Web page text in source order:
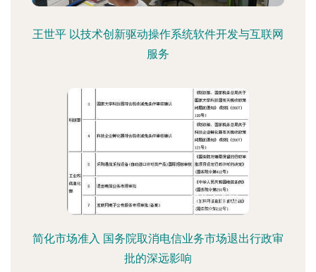
王世平 以技术创新驱动操作系统软件开发与互联网
服务
简化市场准入 国务院取消电信业务市场退出行政审
批的深远影响